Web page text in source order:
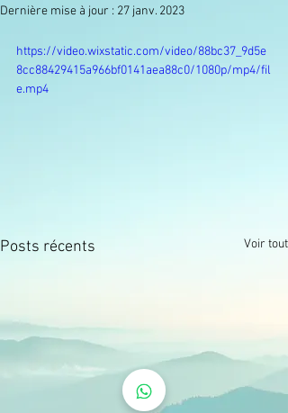
Dernière mise à jour : 27 janv. 2023
https://video.wixstatic.com/video/88bc37_9d5e
8cc88429415a966bf0141aea88c0/1080p/mp4/fil
e.mp4
Posts récents Voir tout